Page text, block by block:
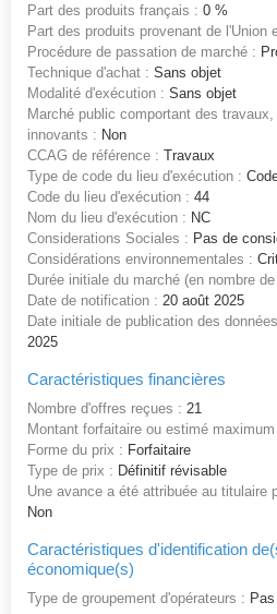
Part des produits français : 0 %
Part des produits provenant de l'Union
Procédure de passation de marché :
Technique d'achat : Sans objet
Modalité d'exécution : Sans objet
Marché public comportant des
innovants : Non
CCAG de référence : Travaux
Type de code du lieu d'exécution :
Code du lieu d'exécution : 44
Nom du lieu d'exécution : NC
Considerations Sociales : Pas de
Considérations environnementales :
Durée initiale du marché (en nombre
Date de notification : 20 août 2025
Date initiale de publication des
2025
Caractéristiques financières
Nombre d'offres reçues : 21
Montant forfaitaire ou estimé
Forme du prix : Forfaitaire
Type de prix : Définitif révisable
Une avance a été attribuée au titulaire
Non
Caractéristiques d'identification
économique(s)
Type de groupement d'opérateurs :